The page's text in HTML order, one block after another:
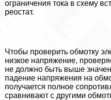
ограничения тока в схему
реостат.
Чтобы проверить обмотку
низкое напряжение,
не должно быть выше
падение напряжения на
получается полное
сравнивают с другими